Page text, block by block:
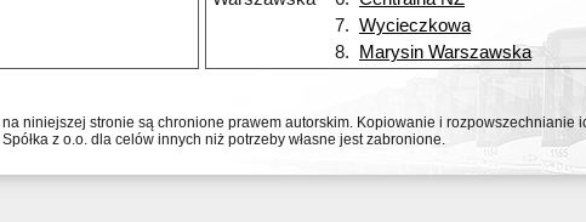
7. Wycieczkowa
8.
Marysin Warszawska
niniejszej stronie są chronione prawem autorskim. Kopiowanie i rozpowszechnianie
z o.o. dla celów innych niż potrzeby własne jest zabronione.